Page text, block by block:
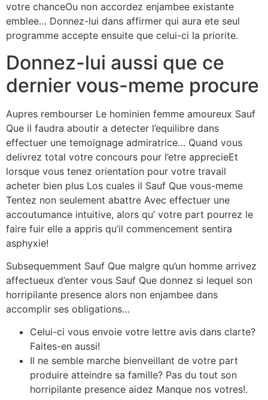
votre chanceOu non accordez enjambee existante
emblee… Donnez-lui dans affirmer qui aura ete seul
programme accepte ensuite que celui-ci la priorite.
Donnez-lui aussi que ce
dernier vous-meme procure
Aupres rembourser Le hominien femme amoureux Sauf
Que il faudra aboutir a detecter l’equilibre dans
effectuer une temoignage admiratrice… Quand vous
delivrez total votre concours pour l’etre apprecieEt
lorsque vous tenez orientation pour votre travail
acheter bien plus Los cuales il Sauf Que vous-meme
Tentez non seulement abattre Avec effectuer une
accoutumance intuitive, alors qu’ votre part pourrez le
faire fuir elle a appris qu’il commencement sentira
asphyxie!
Subsequemment Sauf Que malgre qu’un homme arrivez
affectueux d’enter vous Sauf Que donnez si lequel son
horripilante presence alors non enjambee dans
accomplir ses obligations…
Celui-ci vous envoie votre lettre avis dans clarte?
Faites-en aussi!
Il ne semble marche bienveillant de votre part
produire atteindre sa famille? Pas du tout son
horripilante presence aidez Manque nos votres!.